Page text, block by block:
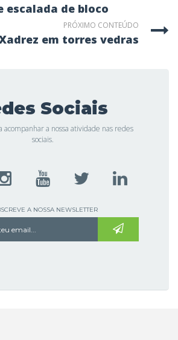
escalada de bloco
PRÓXIMO CONTEÚDO
xadrez em torres vedras
Sociais
acompanhar a nossa atividade nas redes
sociais.
A NOSSA NEWSLETTER